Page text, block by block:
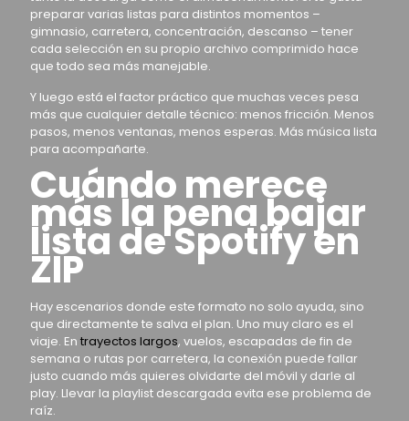
preparar varias listas para distintos momentos –
gimnasio, carretera, concentración, descanso – tener
cada selección en su propio archivo comprimido hace
que todo sea más manejable.
Y luego está el factor práctico que muchas veces pesa
más que cualquier detalle técnico: menos fricción. Menos
pasos, menos ventanas, menos esperas. Más música lista
para acompañarte.
Cuándo merece
más la pena bajar
lista de Spotify en
ZIP
Hay escenarios donde este formato no solo ayuda, sino
que directamente te salva el plan. Uno muy claro es el
viaje. En trayectos largos, vuelos, escapadas de fin de
semana o rutas por carretera, la conexión puede fallar
justo cuando más quieres olvidarte del móvil y darle al
play. Llevar la playlist descargada evita ese problema de
raíz.